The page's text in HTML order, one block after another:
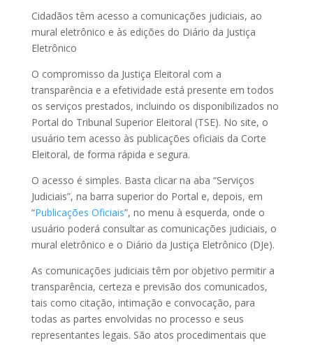
Cidadãos têm acesso a comunicações judiciais, ao
mural eletrônico e às edições do Diário da Justiça
Eletrônico
O compromisso da Justiça Eleitoral com a
transparência e a efetividade está presente em todos
os serviços prestados, incluindo os disponibilizados no
Portal do Tribunal Superior Eleitoral (TSE). No site, o
usuário tem acesso às publicações oficiais da Corte
Eleitoral, de forma rápida e segura.
O acesso é simples. Basta clicar na aba “Serviços
Judiciais”, na barra superior do Portal e, depois, em
“Publicações Oficiais”, no menu à esquerda, onde o
usuário poderá consultar as comunicações judiciais, o
mural eletrônico e o Diário da Justiça Eletrônico (DJe).
As comunicações judiciais têm por objetivo permitir a
transparência, certeza e previsão dos comunicados,
tais como citação, intimação e convocação, para
todas as partes envolvidas no processo e seus
representantes legais. São atos procedimentais que